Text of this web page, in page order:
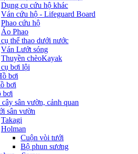
Dụng cụ cứu hộ khác
Ván cứu hộ - Lifeguard Board
Phao cứu hộ
Áo Phao
thể thao dưới nước
Ván Lướt sóng
Thuyền chèoKayak
bơi lội
bơi
bơi
bơi
sân vườn, cảnh quan
sân vườn
Takagi
Holman
Cuộn vòi tưới
Bộ phun sương